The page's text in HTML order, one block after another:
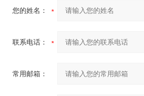
您的姓名：
联系电话：
常用邮箱：